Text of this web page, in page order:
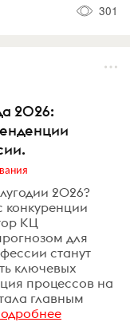
301
2026:
2026?
конкуренции
КЦ
для
станут
ключевых
процессов на
главным